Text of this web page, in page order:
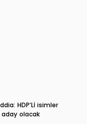
HDP’Lİ isimler
aday olacak